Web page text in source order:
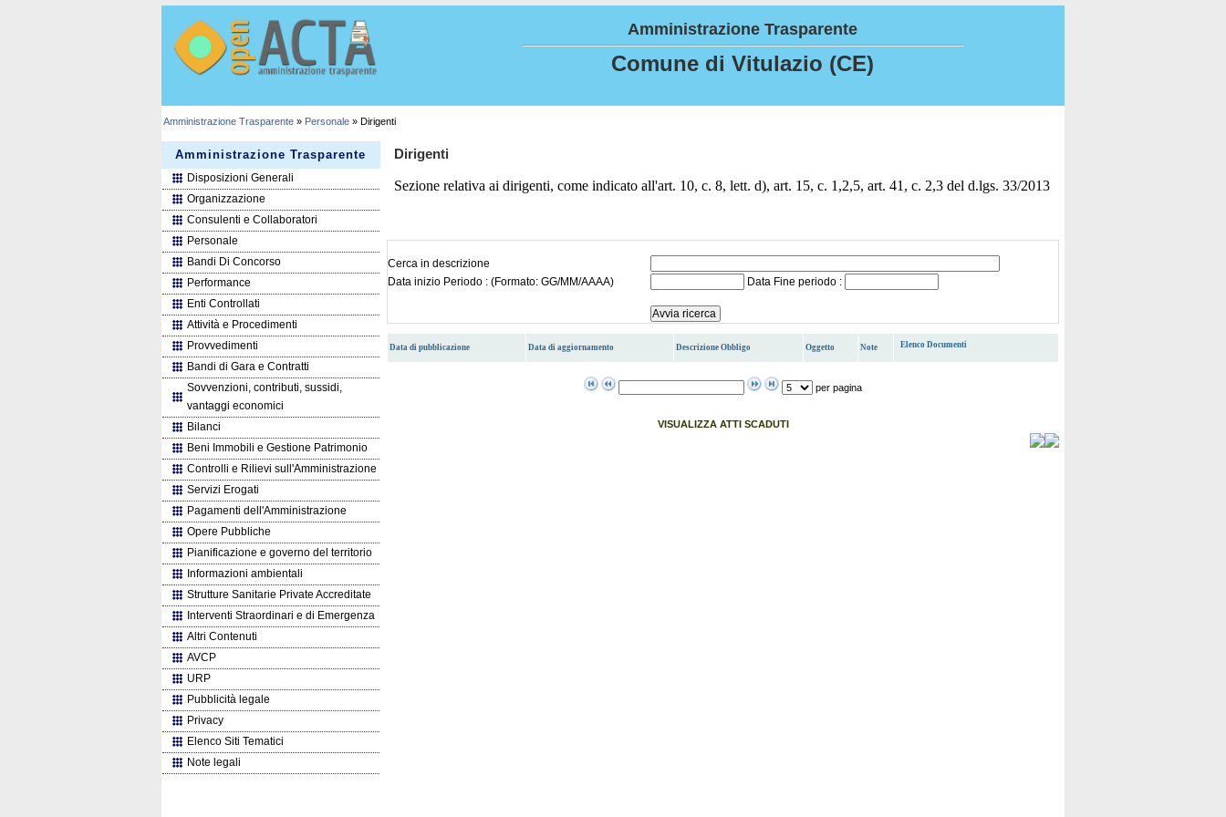
Amministrazione Trasparente
Comune di Vitulazio (CE)
Amministrazione Trasparente » Personale » Dirigenti
Dirigenti
Sezione relativa ai dirigenti, come indicato all'art. 10, c. 8, lett. d), art. 15, c. 1,2,5, art. 41, c. 2,3 del d.lgs. 33/2013
Cerca in descrizione
Data inizio Periodo : (Formato: GG/MM/AAAA)
Data Fine periodo :
Data di pubblicazione Data di aggiornamento Descrizione Obbligo Oggetto Note Elenco Documenti
per pagina
VISUALIZZA ATTI SCADUTI
Amministrazione Trasparente
Disposizioni Generali
Organizzazione
Consulenti e Collaboratori
Personale
Bandi Di Concorso
Performance
Enti Controllati
Attività e Procedimenti
Provvedimenti
Bandi di Gara e Contratti
Sovvenzioni, contributi, sussidi,
vantaggi economici
Bilanci
Beni Immobili e Gestione Patrimonio
Controlli e Rilievi sull'Amministrazione
Servizi Erogati
Pagamenti dell'Amministrazione
Opere Pubbliche
Pianificazione e governo del territorio
Informazioni ambientali
Strutture Sanitarie Private Accreditate
Interventi Straordinari e di Emergenza
Altri Contenuti
AVCP
URP
Pubblicità legale
Privacy
Elenco Siti Tematici
Note legali